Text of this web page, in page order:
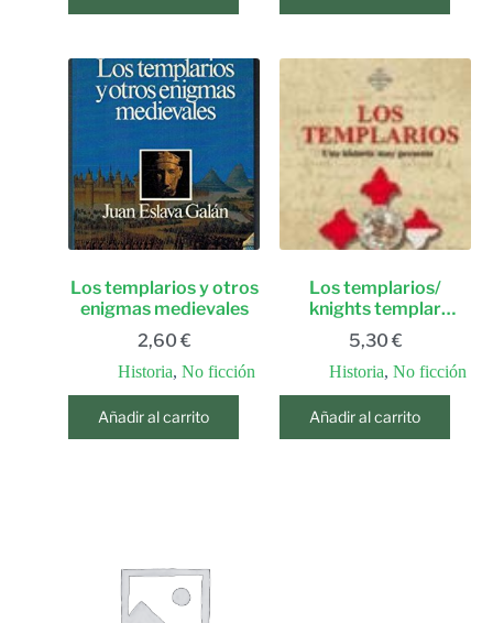
Los templarios y otros
enigmas medievales
2,60 €
Historia, No ficción
Añadir al carrito
Los templarios/
knights templar
(spanish edition)
5,30 €
Historia, No ficción
Añadir al carrito